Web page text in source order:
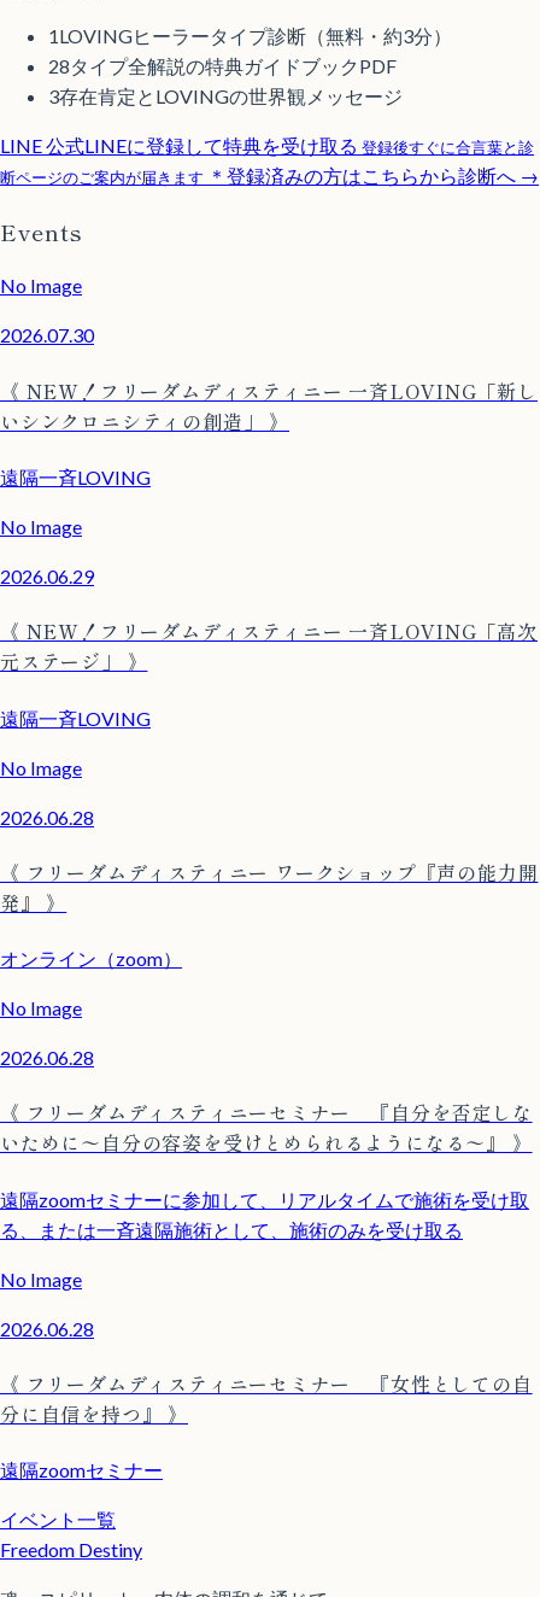
1LOVINGヒーラータイプ診断（無料・約3分）
28タイプ全解説の特典ガイドブックPDF
3存在肯定とLOVINGの世界観メッセージ
LINE公式LINEに登録して特典を受け取る 登録後すぐに合言葉と診
断ページのご案内が届きます ＊登録済みの方はこちらから診断へ →
Events
No Image
2026.07.30
《 NEW！フリーダムディスティニー 一斉LOVING「新し
いシンクロニシティの創造」 》
遠隔一斉LOVING
No Image
2026.06.29
《 NEW！フリーダムディスティニー 一斉LOVING「高次
元ステージ」 》
遠隔一斉LOVING
No Image
2026.06.28
《 フリーダムディスティニー ワークショップ『声の能力開
発』 》
オンライン（zoom）
No Image
2026.06.28
《 フリーダムディスティニーセミナー 『自分を否定しな
いために〜自分の容姿を受けとめられるようになる〜』 》
遠隔zoomセミナーに参加して、リアルタイムで施術を受け取
る、または一斉遠隔施術として、施術のみを受け取る
No Image
2026.06.28
《 フリーダムディスティニーセミナー 『女性としての自
分に自信を持つ』 》
遠隔zoomセミナー
イベント一覧
Freedom Destiny